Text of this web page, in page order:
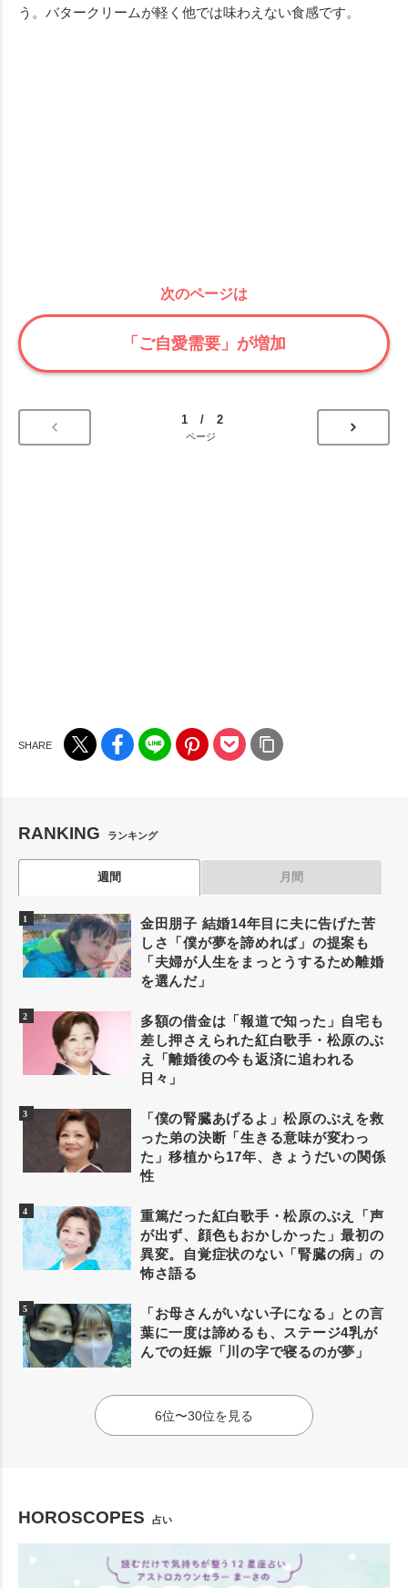
う。バタークリームが軽く他では味わえない食感です。
次のページは
「ご自愛需要」が増加
1 / 2
ページ
RANKING ランキング
週間 月間
金田朋子 結婚14年目に夫に告げた苦
しさ「僕が夢を諦めれば」の提案も
「夫婦が人生をまっとうするため離婚
を選んだ」
多額の借金は「報道で知った」自宅も
差し押さえられた紅白歌手・松原のぶ
え「離婚後の今も返済に追われる
日々」
「僕の腎臓あげるよ」松原のぶえを救
った弟の決断「生きる意味が変わっ
た」移植から17年、きょうだいの関係
性
重篤だった紅白歌手・松原のぶえ「声
が出ず、顔色もおかしかった」最初の
異変。自覚症状のない「腎臓の病」の
怖さ語る
「お母さんがいない子になる」との言
葉に一度は諦めるも、ステージ4乳が
んでの妊娠「川の字で寝るのが夢」
6位〜30位を見る
HOROSCOPES 占い